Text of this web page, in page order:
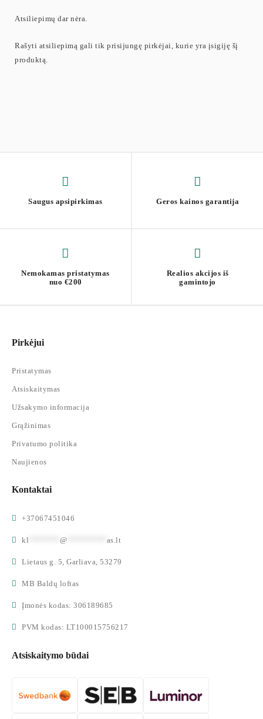
Atsiliepimų dar nėra.
Rašyti atsiliepimą gali tik prisijungę pirkėjai, kurie yra įsigiję šį
produktą.
Saugus apsipirkimas Geros kainos garantija
Nemokamas pristatymas
nuo €200
Realios akcijos iš
gamintojo
Pirkėjui
Pristatymas
Atsiskaitymas
Užsakymo informacija
Grąžinimas
Privatumo politika
Naujienos
Kontaktai
+37067451046
kl @ as.lt
Lietaus g. 5, Garliava, 53279
MB Baldų loftas
Įmonės kodas: 306189685
PVM kodas: LT100015756217
Atsiskaitymo būdai